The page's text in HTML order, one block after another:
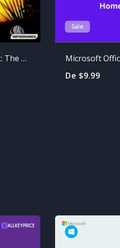
Alone in the Dark: The New Nightmare
Sale
De $9.99